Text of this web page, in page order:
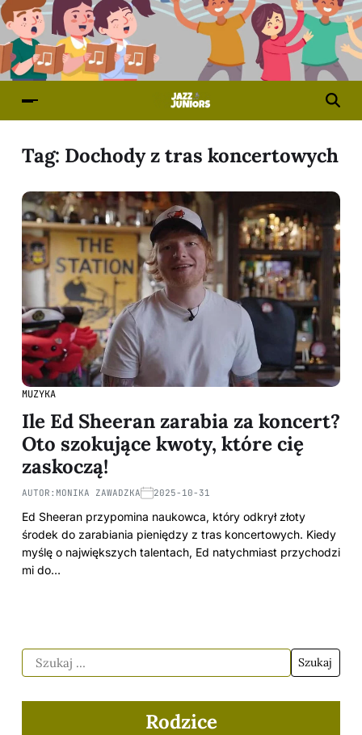
Tag: Dochody z tras koncertowych
MUZYKA
Ile Ed Sheeran zarabia za koncert?
Oto szokujące kwoty, które cię
zaskoczą!
AUTOR: MONIKA ZAWADZKA 2025-10-31
Ed Sheeran przypomina naukowca, który odkrył złoty
środek do zarabiania pieniędzy z tras koncertowych. Kiedy
myślę o największych talentach, Ed natychmiast przychodzi
mi do…
Rodzice